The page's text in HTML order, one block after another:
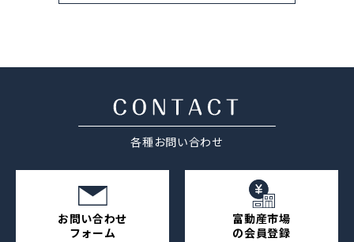
各種お問い合わせ
お問い合わせ
フォーム
富動産市場
の会員登録
採用情報
ニュース&メディア
プライバシーポリシー